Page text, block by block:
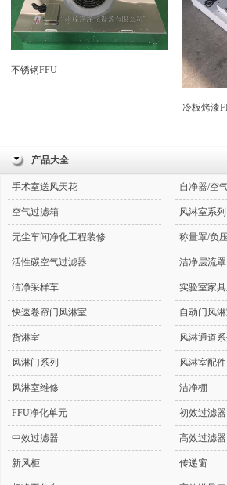
不锈钢FFU
冷板烤漆
产品大全
手术室送风天花 自净器/空
空气过滤箱 风淋室系列
无尘车间净化工程装修 称量罩/负
活性碳空气过滤器 洁净层流罩
洁净采样车 实验室家
快速卷帘门风淋室 自动门风
货淋室 风淋通道
风淋门系列 风淋室配件
风淋室维修 洁净棚
FFU净化单元 初效过滤器
中效过滤器 高效过滤器
新风柜 传递窗